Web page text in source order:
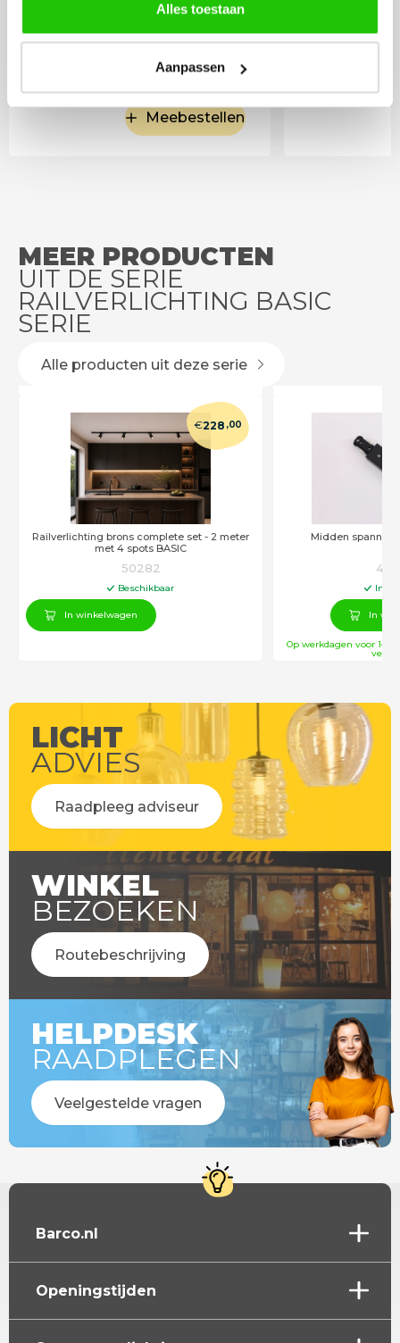
Alles toestaan
Aanpassen
12,95
Meebestellen
MEER PRODUCTEN
UIT DE SERIE
RAILVERLICHTING BASIC
SERIE
Alle producten uit deze serie
Railverlichting brons complete set - 2 meter
met 4 spots BASIC
€228 ,00
50282
Beschikbaar
In winkelwagen
Midden spanning
In
In
Op werkdagen voor
LICHT
ADVIES
Raadpleeg adviseur
WINKEL
BEZOEKEN
Routebeschrijving
HELPDESK
RAADPLEGEN
Veelgestelde vragen
Barco.nl
Openingstijden